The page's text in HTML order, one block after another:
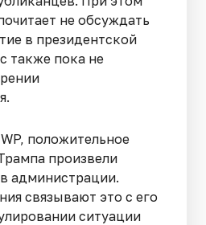
не обсуждать
в президентской
также пока не
положительное
произвели
администрации.
связывают это с его
ситуации